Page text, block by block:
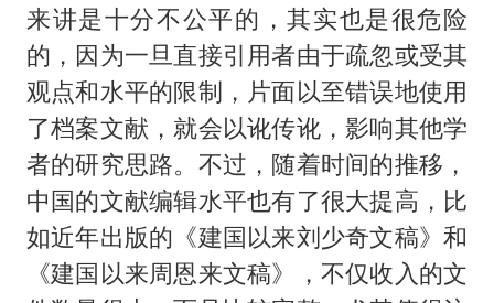
来讲是十分不公平的，其实也是很危险
的，因为一旦直接引用者由于疏忽或受其
观点和水平的限制，片面以至错误地使用
了档案文献，就会以讹传讹，影响其他学
者的研究思路。不过，随着时间的推移，
中国的文献编辑水平也有了很大提高，比
如近年出版的《建国以来刘少奇文稿》和
《建国以来周恩来文稿》，不仅收入的文